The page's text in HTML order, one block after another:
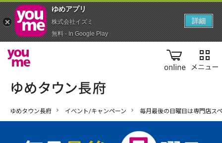
online
ゆめタウン長府 イベント/キャンペーン 毎月最後の日曜日は専門店ス
ゆめアプ‪リ‬
株式会社イズミ
無料 - In Google Play
詳細